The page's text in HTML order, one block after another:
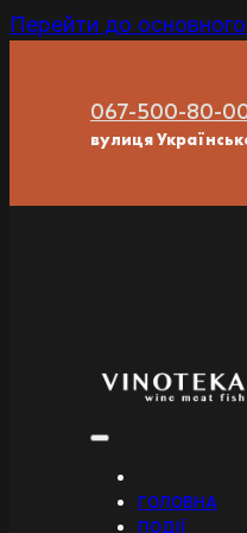
Перейти до основного
067-500-80-
вулиця
ГОЛОВНА
ПОДІЇ